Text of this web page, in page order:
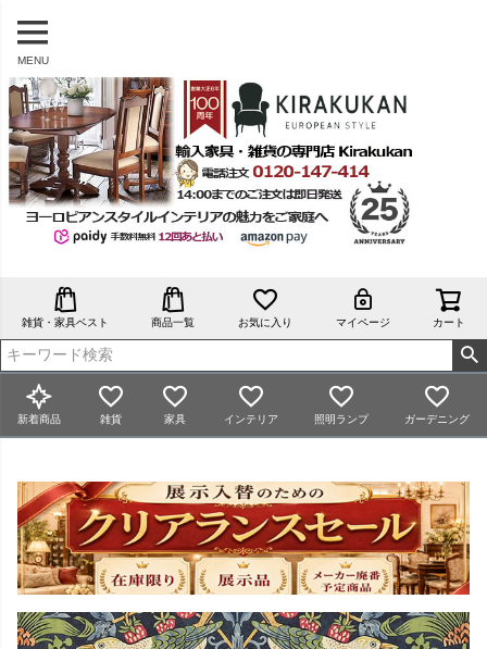
MENU
雑貨・家具ベスト 商品一覧 お気に入り マイページ カート
新着商品 雑貨 家具 インテリア 照明ランプ ガーデニング